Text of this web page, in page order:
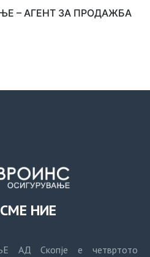
– АГЕНТ ЗА ПРОДАЖБА
НИЕ
АД Скопје е четвртото